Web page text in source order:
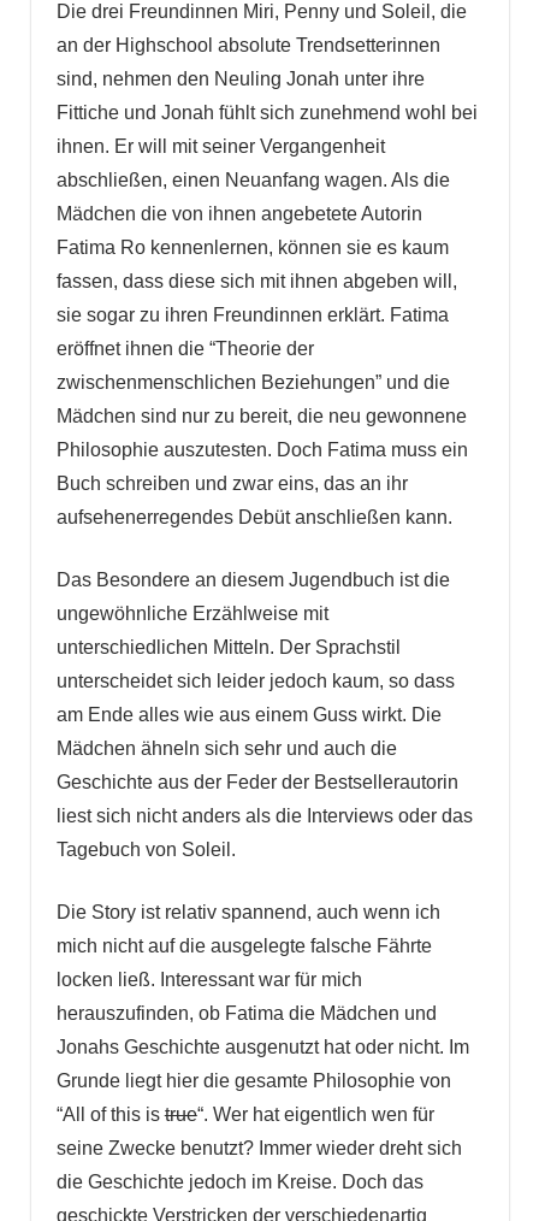
Die drei Freundinnen Miri, Penny und Soleil, die
an der Highschool absolute Trendsetterinnen
sind, nehmen den Neuling Jonah unter ihre
Fittiche und Jonah fühlt sich zunehmend wohl bei
ihnen. Er will mit seiner Vergangenheit
abschließen, einen Neuanfang wagen. Als die
Mädchen die von ihnen angebetete Autorin
Fatima Ro kennenlernen, können sie es kaum
fassen, dass diese sich mit ihnen abgeben will,
sie sogar zu ihren Freundinnen erklärt. Fatima
eröffnet ihnen die “Theorie der
zwischenmenschlichen Beziehungen” und die
Mädchen sind nur zu bereit, die neu gewonnene
Philosophie auszutesten. Doch Fatima muss ein
Buch schreiben und zwar eins, das an ihr
aufsehenerregendes Debüt anschließen kann.
Das Besondere an diesem Jugendbuch ist die
ungewöhnliche Erzählweise mit
unterschiedlichen Mitteln. Der Sprachstil
unterscheidet sich leider jedoch kaum, so dass
am Ende alles wie aus einem Guss wirkt. Die
Mädchen ähneln sich sehr und auch die
Geschichte aus der Feder der Bestsellerautorin
liest sich nicht anders als die Interviews oder das
Tagebuch von Soleil.
Die Story ist relativ spannend, auch wenn ich
mich nicht auf die ausgelegte falsche Fährte
locken ließ. Interessant war für mich
herauszufinden, ob Fatima die Mädchen und
Jonahs Geschichte ausgenutzt hat oder nicht. Im
Grunde liegt hier die gesamte Philosophie von
“All of this istrue“. Wer hat eigentlich wen für
seine Zwecke benutzt? Immer wieder dreht sich
die Geschichte jedoch im Kreise. Doch das
geschickte Verstricken der verschiedenartig